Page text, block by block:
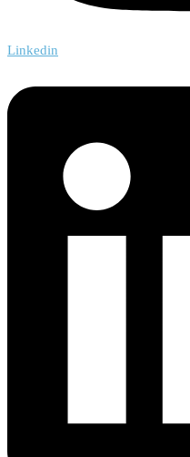
Linkedin